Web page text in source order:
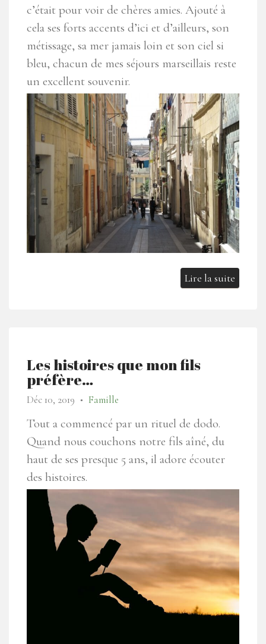
c’était pour voir de chères amies. Ajouté à
cela ses forts accents d’ici et d’ailleurs, son
métissage, sa mer jamais loin et son ciel si
bleu, chacun de mes séjours marseillais reste
un excellent souvenir.
Lire la suite
Les histoires que mon fils
préfère…
Déc 10, 2019 ● Famille
Tout a commencé par un rituel de dodo.
Quand nous couchons notre fils aîné, du
haut de ses presque 5 ans, il adore écouter
des histoires.